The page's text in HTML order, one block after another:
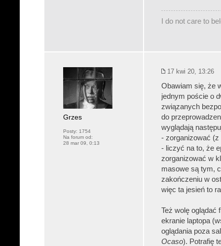
I do not care to
Grzes
Posty: 1754
Na forum od:
28 mar 09, 0:13
17 kwi 20, 13:26
Obawiam się, że
jednym poście o
związanych
do
wyglądają
- zorganizować (z
- liczyć na to, że
zorganizować w
masowe są tym,
zakończeniu w
więc ta jesień to
Też wolę oglądać
ekranie laptopa
oglądania poza
Ocaso). Potrafię